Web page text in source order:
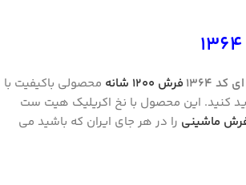
کد 1364 فرش 1200 شانه
محصولی باکیفیت با
کنید. این محصول با نخ اکریلیک هیت ست
ماشینی را در هر جای ایران که باشید می